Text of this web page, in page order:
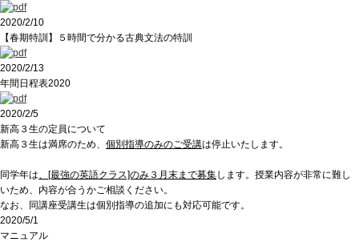
2020/2/10
【春期特訓】５時間で分かる古典文法の特訓
2020/2/13
年間日程表2020
2020/2/5
新高３生の定員について
新高３生は満席のため、 個別指導のみのご受講は停止いたします。
同学年は、[最強の英語クラス]のみ３月末まで募集します。授業内容が非常に難し
いため、内容が合うかご相談ください。
なお、同講座受講生は個別指導の追加にも対応可能です。
2020/5/1
マニュアル